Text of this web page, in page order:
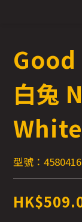
白兔
型號：